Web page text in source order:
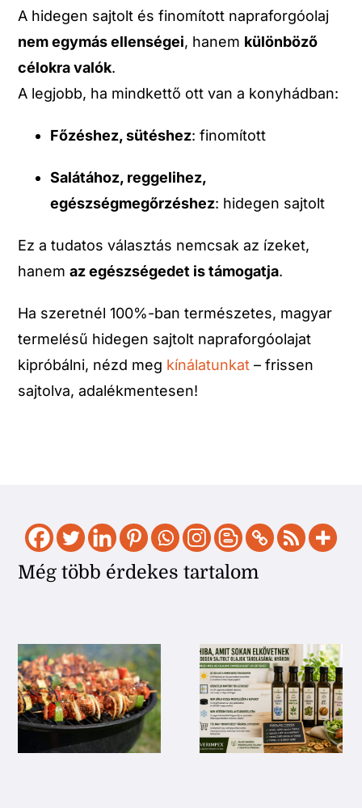
A hidegen sajtolt és finomított napraforgóolaj
nem egymás ellenségei, hanem különböző
célokra valók.
A legjobb, ha mindkettő ott van a konyhádban:
Főzéshez, sütéshez: finomított
Salátához, reggelihez,
egészségmegőrzéshez: hidegen sajtolt
Ez a tudatos választás nemcsak az ízeket,
hanemaz egészségedet is támogatja.
Ha szeretnél 100%-ban természetes, magyar
termelésű hidegen sajtolt napraforgóolajat
kipróbálni, nézd meg kínálatunkat – frissen
sajtolva, adalékmentesen!
Még több érdekes tartalom